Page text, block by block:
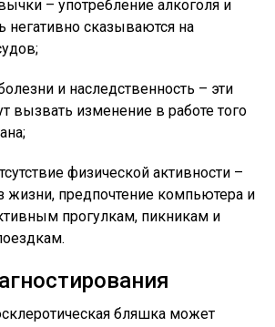
– употребление алкоголя и
негативно сказываются на
и наследственность – эти
вызвать изменение в работе того
физической активности –
жизни, предпочтение компьютера и
прогулкам, пикникам и
бляшка может